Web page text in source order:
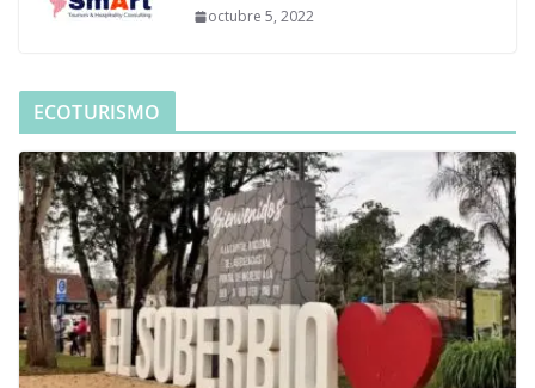
octubre 5, 2022
ECOTURISMO